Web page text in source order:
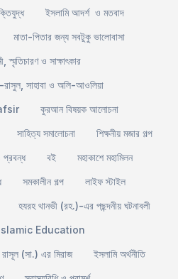
ইসলামি আদর্শ ও মতবাদ
মাতা-পিতার জন্য সবটুকু ভালোবাসা
স্মৃতিচারণ ও সাক্ষাৎকার
রাসুল, সাহাবা ও অলি-আওলিয়া
কুরআন বিষয়ক আলোচনা
সাহিত্য সমালোচনা
শিক্ষনীয় মজার গল্প
প্রবন্ধ
বই
মহাকাশে মহামিলন
সমকালীন গল্প
লাইফ স্টাইল
হযরহ থানভী (রহ.)-এর পছন্দনীয় ঘটনাবলী
Education
রাসূল (সা.) এর মিরাজ
ইসলামি অর্থনীতি